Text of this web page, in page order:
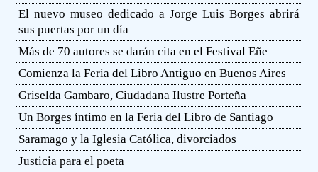
El nuevo museo dedicado a Jorge Luis Borges abrirá
sus puertas por un día
Más de 70 autores se darán cita en el Festival Eñe
Comienza la Feria del Libro Antiguo en Buenos Aires
Griselda Gambaro, Ciudadana Ilustre Porteña
Un Borges íntimo en la Feria del Libro de Santiago
Saramago y la Iglesia Católica, divorciados
Justicia para el poeta